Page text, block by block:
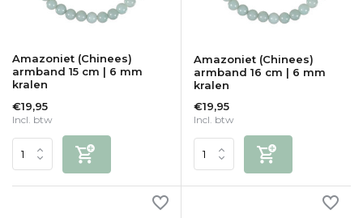
Amazoniet (Chinees)
armband 15 cm | 6 mm
kralen
€19,95
Incl. btw
Amazoniet (Chinees)
armband 16 cm | 6 mm
kralen
€19,95
Incl. btw